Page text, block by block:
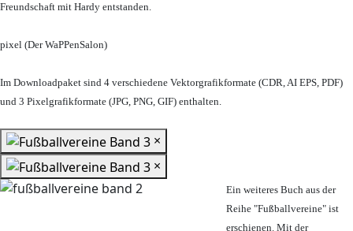
Freundschaft mit Hardy entstanden.
pixel (Der WaPPenSalon)
Im Downloadpaket sind 4 verschiedene Vektorgrafikformate (CDR, AI EPS, PDF)
und 3 Pixelgrafikformate (JPG, PNG, GIF) enthalten.
×
×
Ein weiteres Buch aus der
Reihe "Fußballvereine" ist
erschienen. Mit der